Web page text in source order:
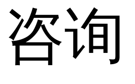
咨询